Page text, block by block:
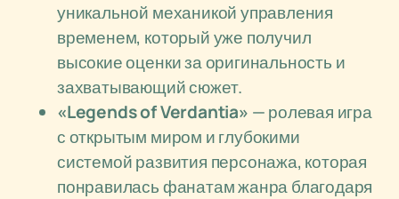
уникальной механикой управления
временем, который уже получил
высокие оценки за оригинальность и
захватывающий сюжет.
«Legends of Verdantia» — ролевая игра
с открытым миром и глубокими
системой развития персонажа, которая
понравилась фанатам жанра благодаря